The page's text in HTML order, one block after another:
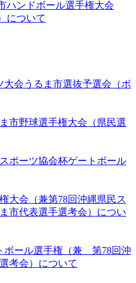
ハンドボール選手権大会
について
会うるま市選抜予選会（ボ
市野球選手権大会（県民選
ポーツ協会杯ゲートボール
大会（兼第78回沖縄県民ス
市代表選手選考会）につい
ボール選手権（兼 第78回沖
考会）について